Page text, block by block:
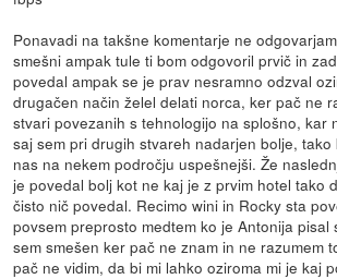
Ponavadi na takšne komentarje ne
smešni ampak tule ti bom odgovoril prvič in
povedal ampak se je prav nesramno odzval
drugačen način želel delati norca, ker pač ne
stvari povezanih s tehnologijo na splošno, kar
saj sem pri drugih stvareh nadarjen bolje, tako
nas na nekem področju uspešnejši. Že
je povedal bolj kot ne kaj je z prvim hotel tako
čisto nič povedal. Recimo wini in Rocky sta
povsem preprosto medtem ko je Antonija pisal
sem smešen ker pač ne znam in ne razumem
pač ne vidim, da bi mi lahko oziroma mi je kaj